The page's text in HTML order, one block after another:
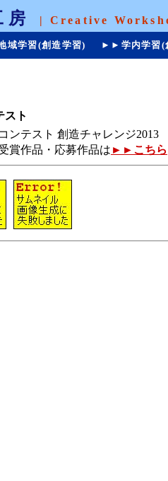
房 | Creative
学習(創造学習) ►►学内学習(
スト
ンテスト 創造チャレンジ2013
賞作品・応募作品は ►►こちら